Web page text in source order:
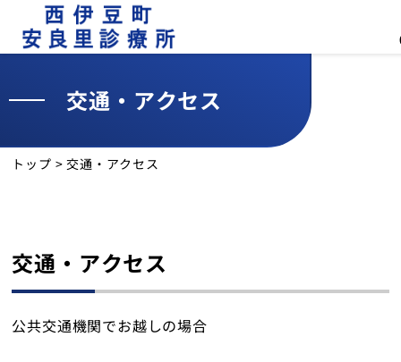
診療予定表
外来のご案内
交通・アクセス
トップ >交通・アクセス
交通・アクセス
公共交通機関でお越しの場合